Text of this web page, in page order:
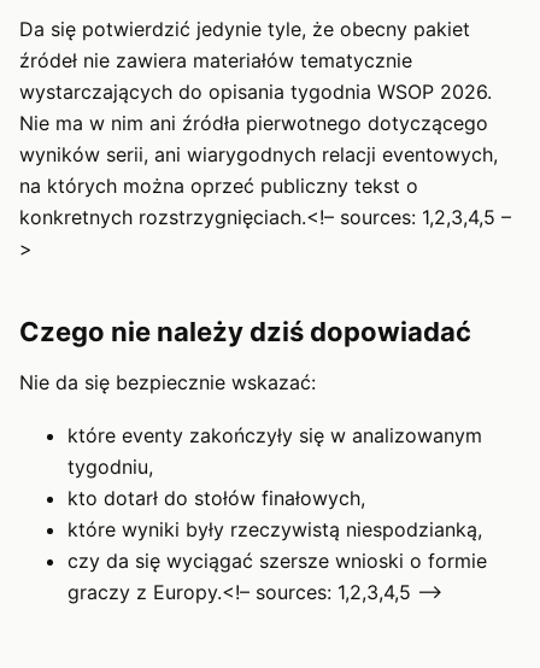
Da się potwierdzić jedynie tyle, że obecny pakiet
źródeł nie zawiera materiałów tematycznie
wystarczających do opisania tygodnia WSOP 2026.
Nie ma w nim ani źródła pierwotnego dotyczącego
wyników serii, ani wiarygodnych relacji eventowych,
na których można oprzeć publiczny tekst o
konkretnych rozstrzygnięciach.<!– sources: 1,2,3,4,5 –
>
Czego nie należy dziś dopowiadać
Nie da się bezpiecznie wskazać:
które eventy zakończyły się w analizowanym
tygodniu,
kto dotarł do stołów finałowych,
które wyniki były rzeczywistą niespodzianką,
czy da się wyciągać szersze wnioski o formie
graczy z Europy.<!– sources: 1,2,3,4,5 –>